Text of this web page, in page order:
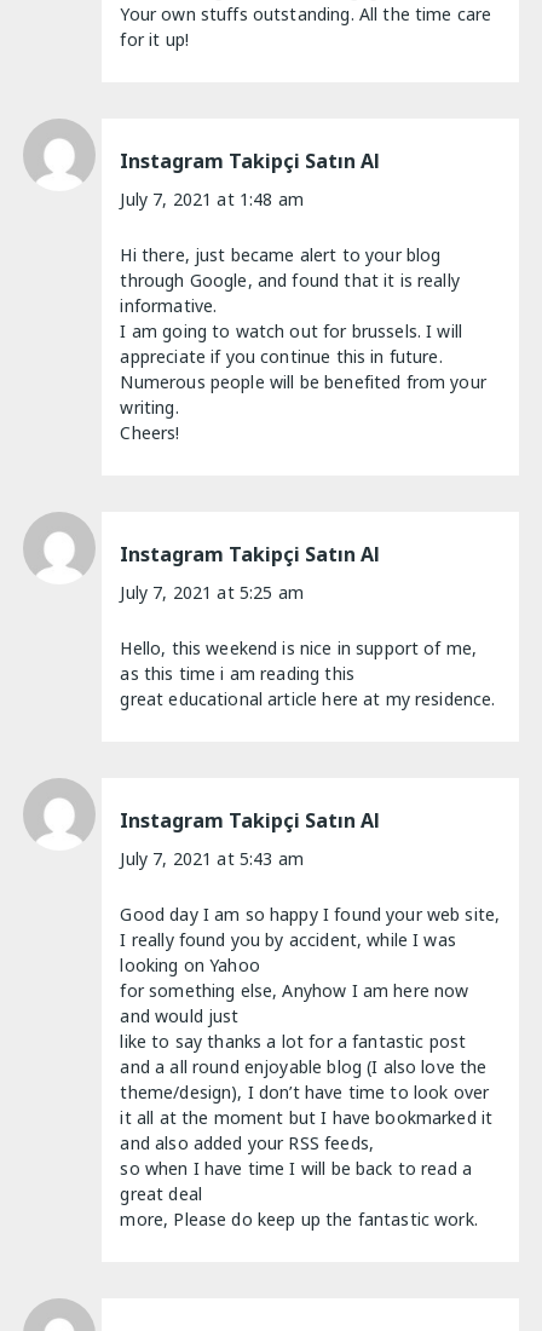
Your own stuffs outstanding. All the time care
for it up!
Instagram Takipçi Satın Al
July 7, 2021 at 1:48 am
Hi there, just became alert to your blog
through Google, and found that it is really
informative.
I am going to watch out for brussels. I will
appreciate if you continue this in future.
Numerous people will be benefited from your
writing.
Cheers!
Instagram Takipçi Satın Al
July 7, 2021 at 5:25 am
Hello, this weekend is nice in support of me,
as this time i am reading this
great educational article here at my residence.
Instagram Takipçi Satın Al
July 7, 2021 at 5:43 am
Good day I am so happy I found your web site,
I really found you by accident, while I was
looking on Yahoo
for something else, Anyhow I am here now
and would just
like to say thanks a lot for a fantastic post
and a all round enjoyable blog (I also love the
theme/design), I don’t have time to look over
it all at the moment but I have bookmarked it
and also added your RSS feeds,
so when I have time I will be back to read a
great deal
more, Please do keep up the fantastic work.